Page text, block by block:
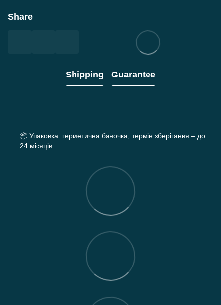
Share
Shipping Guarantee
📦 Упаковка: герметична баночка, термін зберігання – до
24 місяців